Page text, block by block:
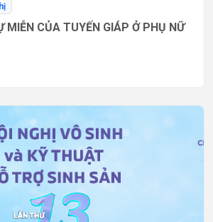
MIỄN CỦA TUYẾN GIÁP Ở PHỤ NỮ